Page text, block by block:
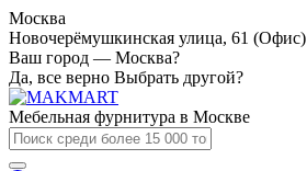
Москва
Новочерёмушкинская улица, 61 (Офис)
Ваш город — Москва?
Да, все верно Выбрать другой?
Мебельная фурнитура в Москве